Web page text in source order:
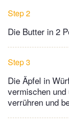
Step 2
Die Butter in 2
Step 3
Die Äpfel in
vermischen
verrühren und